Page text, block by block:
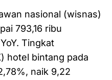
nasional (wisnas)
793,16 ribu
Tingkat
hotel bintang pada
naik 9,22